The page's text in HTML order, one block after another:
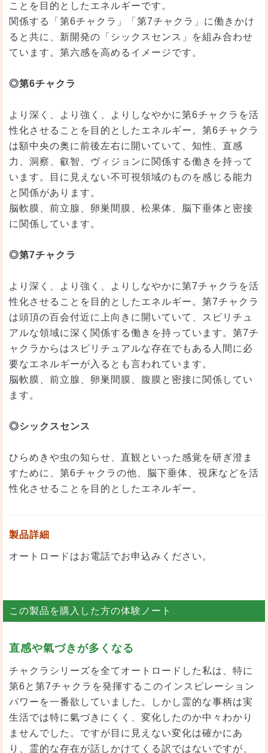
ことを目的としたエネルギーです。
関係する「第6チャクラ」「第7チャクラ」に働きかけ
ると共に、新開発の「シックスセンス」を組み合わせ
ています。第六感を高めるイメージです。
◎第6チャクラ
より深く、より強く、よりしなやかに第6チャクラを活
性化させることを目的としたエネルギー。第6チャクラ
は額中央の奥に前後左右に開いていて、知性、直感
力、洞察、叡智、ヴィジョンに関係する働きを持って
います。目に見えない不可視領域のものを感じる能力
と関係があります。
脳軟膜、前立腺、卵巣間膜、松果体、脳下垂体と密接
に関係しています。
◎第7チャクラ
より深く、より強く、よりしなやかに第7チャクラを活
性化させることを目的としたエネルギー。第7チャクラ
は頭頂の百会付近に上向きに開いていて、スピリチュ
アルな領域に深く関係する働きを持っています。第7チ
ャクラからはスピリチュアルな存在でもある人間に必
要なエネルギーが入るとも言われています。
脳軟膜、前立腺、卵巣間膜、腹膜と密接に関係してい
ます。
◎シックスセンス
ひらめきや虫の知らせ、直観といった感覚を研ぎ澄ま
すために、第6チャクラの他、脳下垂体、視床などを活
性化させることを目的としたエネルギー。
製品詳細
オートロードはお電話でお申込みください。
この製品を購入した方の体験ノート
直感や氣づきが多くなる
チャクラシリーズを全てオートロードした私は、特に
第6と第7チャクラを発揮するこのインスピレーション
パワーを一番欲していました。しかし霊的な事柄は実
生活では特に氣づきにくく、変化したのか中々わかり
ませんでした。ですが目に見えない変化は確かにあ
り、霊的な存在が話しかけてくる訳ではないですが、